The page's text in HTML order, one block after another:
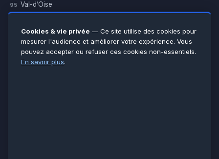
95 Val-d’Oise
Essonne
Seine-et-Marne
Voir toutes les villes →
Cookies & vie privée — Ce site utilise des cookies pour
mesurer l'audience et améliorer votre expérience. Vous
pouvez accepter ou refuser ces cookies non-essentiels.
En savoir plus.